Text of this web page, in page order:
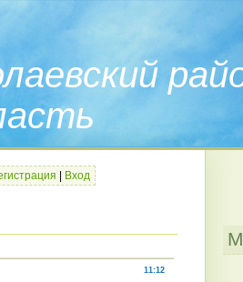
Вход
11:12